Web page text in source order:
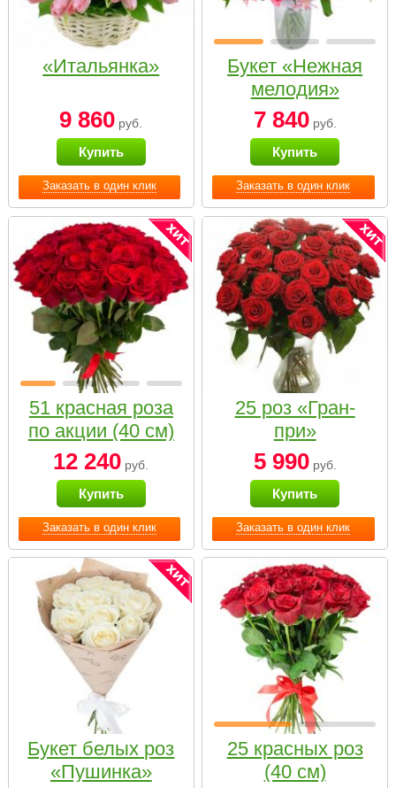
Заказать в один клик
«Итальянка»
9 860 руб.
Купить
Заказать в один клик
Букет «Нежная
мелодия»
7 840руб.
Купить
Заказать в один клик
51 красная роза
по акции (40 см)
12 240 руб.
Купить
Заказать в один клик
25 роз «Гран-
при»
5 990руб.
Купить
Букет белых роз
«Пушинка»
25 красных роз
(40 см)